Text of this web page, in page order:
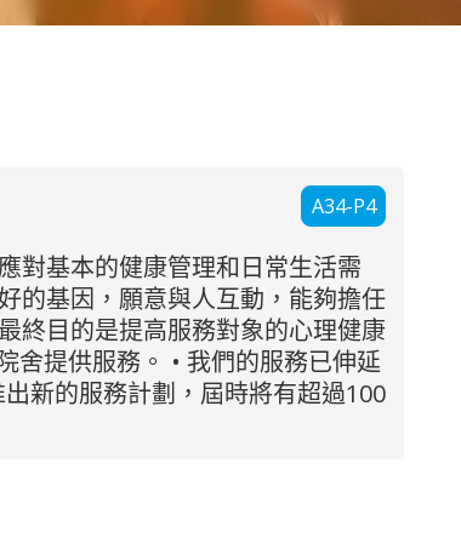
A34-P4
對基本的健康管理和日常生活需
的基因，願意與人互動，能夠擔任
終目的是提高服務對象的心理健康
舍提供服務。 • 我們的服務已伸延
新的服務計劃，屆時將有超過100